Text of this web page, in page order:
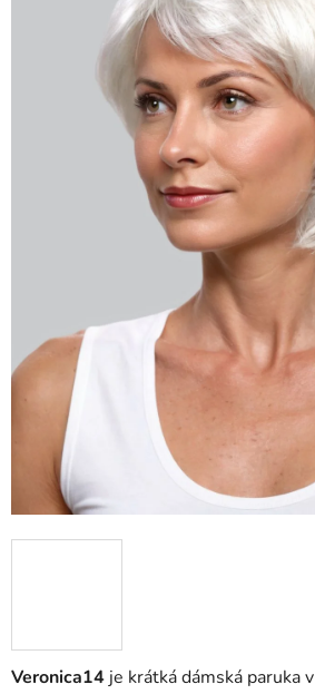
Veronica14 je krátká dámská paruka v